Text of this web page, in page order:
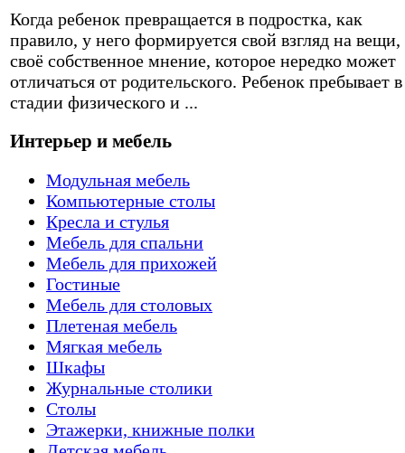
Когда ребенок превращается в подростка, как
правило, у него формируется свой взгляд на вещи,
своё собственное мнение, которое нередко может
отличаться от родительского. Ребенок пребывает в
стадии физического и ...
Интерьер и мебель
Модульная мебель
Компьютерные столы
Кресла и стулья
Мебель для спальни
Мебель для прихожей
Гостиные
Мебель для столовых
Плетеная мебель
Мягкая мебель
Шкафы
Журнальные столики
Столы
Этажерки, книжные полки